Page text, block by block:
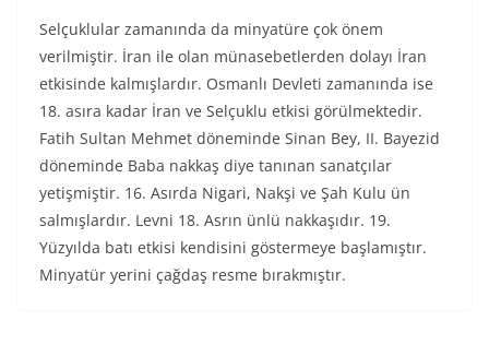
Selçuklular zamanında da minyatüre çok önem
verilmiştir. İran ile olan münasebetlerden dolayı İran
etkisinde kalmışlardır. Osmanlı Devleti zamanında ise
18. asıra kadar İran ve Selçuklu etkisi görülmektedir.
Fatih Sultan Mehmet döneminde Sinan Bey, II. Bayezid
döneminde Baba nakkaş diye tanınan sanatçılar
yetişmiştir. 16. Asırda Nigari, Nakşi ve Şah Kulu ün
salmışlardır. Levni 18. Asrın ünlü nakkaşıdır. 19.
Yüzyılda batı etkisi kendisini göstermeye başlamıştır.
Minyatür yerini çağdaş resme bırakmıştır.